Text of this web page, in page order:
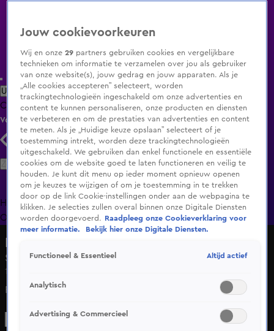
Uitzending Gemist Populaire programma's Zenders Genres
ClipsFilmsRadioSmart TV inlogShop
Volg KIJK
Zoeken
HomeUitzending Gemist Programma's De Bondgenoten
OranjezomerLivestreamsShop
Seizoen 2, aflevering 82
11 feb 2025, 19:31
Robert verliest het vertrouwen van zijn bondje.
Jouw cookievoorkeuren
Wij en onze29 partners gebruiken cookies en vergelijkbare
technieken om informatie te verzamelen over jou als gebruiker
van onze website(s), jouw gedrag en jouw apparaten. Als je
„Alle cookies accepteren” selecteert, worden
trackingtechnologieën ingeschakeld om onze advertenties en
content te kunnen personaliseren, onze producten en diensten
te verbeteren en om de prestaties van advertenties en content
te meten. Als je „Huidige keuze opslaan” selecteert of je
toestemming intrekt, worden deze trackingtechnologieën
uitgeschakeld. We gebruiken dan enkel functionele en essentiële
cookies om de website goed te laten functioneren en veilig te
houden. Je kunt dit menu op ieder moment opnieuw openen
om je keuzes te wijzigen of om je toestemming in te trekken
door op de link Cookie-instellingen onder aan de webpagina te
klikken. Je selecties zullen overal binnen onze Digitale Diensten
worden doorgevoerd.
Raadpleeg onze Cookieverklaring voor
meer informatie.
Bekijk hier onze Digitale Diensten.
Functioneel & Essentieel Altijd actief
Analytisch
Advertising & Commercieel